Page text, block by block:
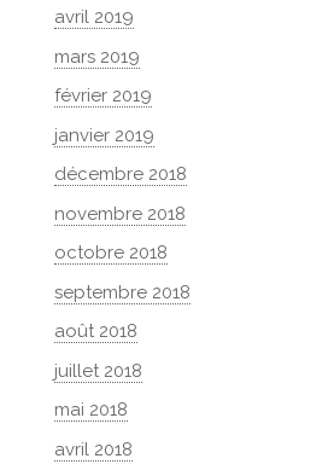
avril 2019
mars 2019
février 2019
janvier 2019
décembre 2018
novembre 2018
octobre 2018
septembre 2018
août 2018
juillet 2018
mai 2018
avril 2018